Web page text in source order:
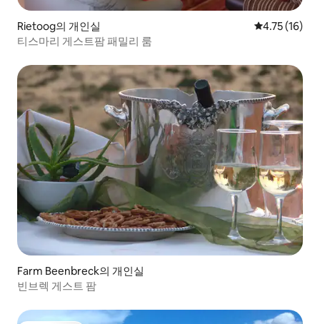
Rietoog의 개인실 평점 4.75점
4.75 (16)
티스마리 게스트팜 패밀리 룸
Farm Beenbreck의 개인실
빈브렉 게스트 팜